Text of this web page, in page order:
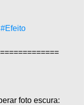
#Efeito
foto escura: